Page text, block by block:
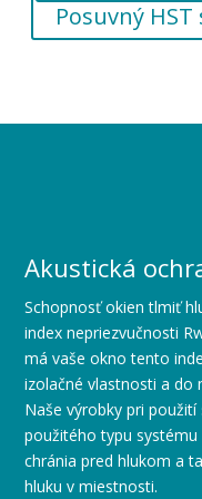
Posuvný
Akustická
Schopnosť okien tlmiť
index nepriezvučnosti
má vaše okno tento
izolačné vlastnosti a do
Naše výrobky pri
použitého typu
chránia pred hlukom a
hluku v miestnosti.